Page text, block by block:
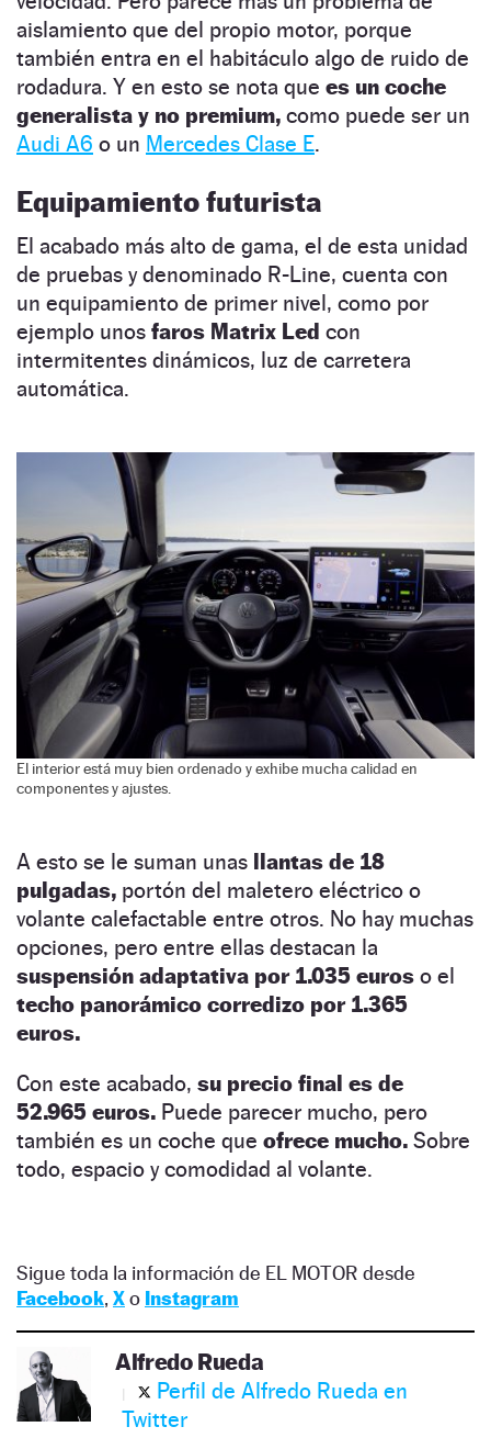
aislamiento que del propio motor, porque
también entra en el habitáculo algo de ruido de
rodadura. Y en esto se nota que es un coche
generalista y no premium, como puede ser un
Audi A6 o un Mercedes Clase E.
Equipamiento futurista
El acabado más alto de gama, el de esta unidad
de pruebas y denominado R-Line, cuenta con
un equipamiento de primer nivel, como por
ejemplo unos faros Matrix Led con
intermitentes dinámicos, luz de carretera
automática.
El interior está muy bien ordenado y exhibe mucha calidad en
componentes y ajustes.
A esto se le suman unas llantas de 18
pulgadas, portón del maletero eléctrico o
volante calefactable entre otros. No hay muchas
opciones, pero entre ellas destacan la
suspensión adaptativa por 1.035 euros o el
techo panorámico corredizo por 1.365
euros.
Con este acabado, su precio final es de
52.965 euros. Puede parecer mucho, pero
también es un coche que ofrece mucho. Sobre
todo, espacio y comodidad al volante.
Sigue toda la información de EL MOTOR desde
Facebook, Xo Instagram
Alfredo Rueda
Perfil de Alfredo Rueda en
Twitter